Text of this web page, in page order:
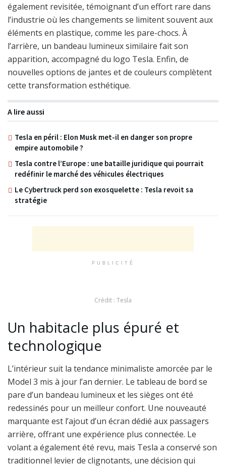
également revisitée, témoignant d’un effort rare dans
l’industrie où les changements se limitent souvent aux
éléments en plastique, comme les pare-chocs. À
l’arrière, un bandeau lumineux similaire fait son
apparition, accompagné du logo Tesla. Enfin, de
nouvelles options de jantes et de couleurs complètent
cette transformation esthétique.
A lire aussi
Tesla en péril : Elon Musk met-il en danger son propre
empire automobile ?
Tesla contre l’Europe : une bataille juridique qui pourrait
redéfinir le marché des véhicules électriques
Le Cybertruck perd son exosquelette : Tesla revoit sa
stratégie
PUBLICITÉ
Crédit : Tesla
Un habitacle plus épuré et
technologique
L’intérieur suit la tendance minimaliste amorcée par le
Model 3 mis à jour l’an dernier. Le tableau de bord se
pare d’un bandeau lumineux et les sièges ont été
redessinés pour un meilleur confort. Une nouveauté
marquante est l’ajout d’un écran dédié aux passagers
arrière, offrant une expérience plus connectée. Le
volant a également été revu, mais Tesla a conservé son
traditionnel levier de clignotants, une décision qui